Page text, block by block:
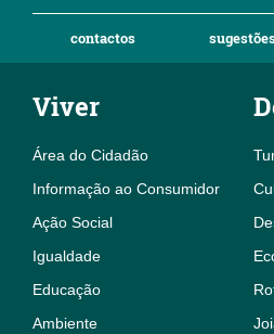
contactos
Viver
Área do Cidadão
Informação ao Consumidor
Ação Social
Igualdade
Educação
Ambiente